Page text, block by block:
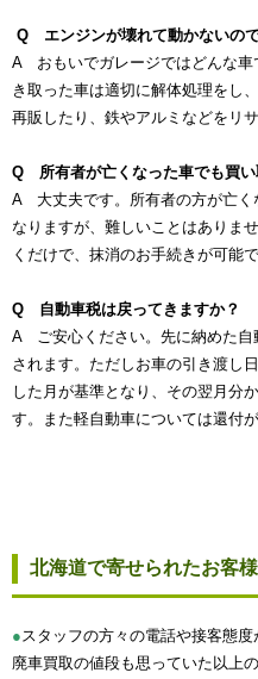
Q エンジンが壊れて動かないの
A おもいでガレージではどんな車
き取った車は適切に解体処理をし
再販したり、鉄やアルミなどをリ
Q 所有者が亡くなった車でも買い
A 大丈夫です。所有者の方が亡く
なりますが、難しいことはありま
くだけで、抹消のお手続きが可能で
Q 自動車税は戻ってきますか？
A ご安心ください。先に納めた自
されます。ただしお車の引き渡し
した月が基準となり、その翌月分
す。また軽自動車については還付が
北海道で寄せられたお客
● スタッフの方々の電話や接客態
廃車買取の値段も思っていた以上